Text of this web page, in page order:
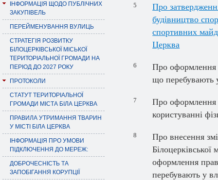
ІНФОРМАЦІЯ ЩОДО ПУБЛІЧНИХ
ЗАКУПІВЕЛЬ
ПЕРЕЙМЕНУВАННЯ ВУЛИЦЬ
СТРАТЕГІЯ РОЗВИТКУ
БІЛОЦЕРКІВСЬКОЇ МІСЬКОЇ
ТЕРИТОРІАЛЬНОЇ ГРОМАДИ НА
ПЕРІОД ДО 2027 РОКУ
ПРОТОКОЛИ
СТАТУТ ТЕРИТОРІАЛЬНОЇ
ГРОМАДИ МІСТА БІЛА ЦЕРКВА
ПРАВИЛА УТРИМАННЯ ТВАРИН
У МІСТІ БІЛА ЦЕРКВА
ІНФОРМАЦІЯ ПРО УМОВИ
ПІДКЛЮЧЕННЯ ДО МЕРЕЖ:
ДОБРОЧЕСНІСТЬ ТА
ЗАПОБІГАННЯ КОРУПЦІЇ
5
Про
будівництво
спортивних
Церква
6
Про оформлення
що перебувають
7
Про оформлення
користуванні
8
Про внесення
оформлення
перебувають у